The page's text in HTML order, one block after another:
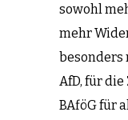
sowohl
mehr
besonders
AfD, für
BAföG für